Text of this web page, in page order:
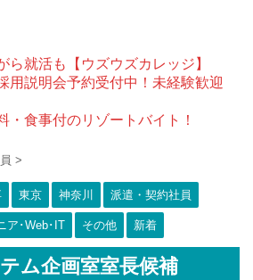
ら就活も【ウズウズカレッジ】
用説明会予約受付中！未経験歓迎
・食事付のリゾートバイト！
>
東京 神奈川 派遣・契約社員
ア･Web･IT その他 新着
ム企画室室長候補